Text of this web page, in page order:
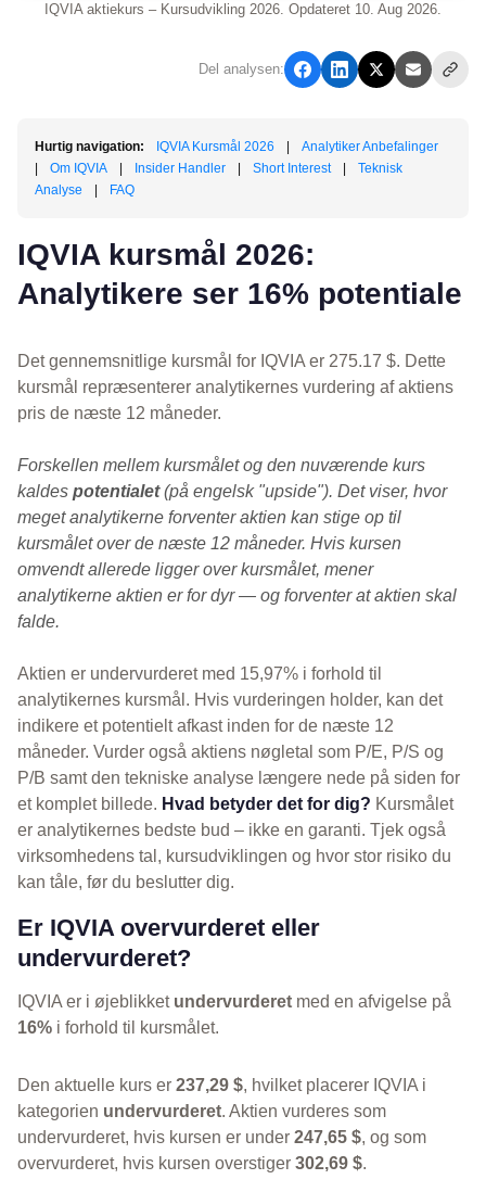
IQVIA aktiekurs – Kursudvikling 2026. Opdateret 10. Aug 2026.
Del analysen:
Hurtig navigation: IQVIA Kursmål 2026
Analytiker Anbefalinger
Om IQVIA Insider Handler Short Interest
Teknisk
Analyse
FAQ
IQVIA kursmål 2026:
Analytikere ser 16% potentiale
Det gennemsnitlige kursmål for IQVIA er 275.17 $. Dette
kursmål repræsenterer analytikernes vurdering af aktiens
pris de næste 12 måneder.
Forskellen mellem kursmålet og den nuværende kurs
kaldes potentialet(på engelsk "upside"). Det viser, hvor
meget analytikerne forventer aktien kan stige op til
kursmålet over de næste 12 måneder. Hvis kursen
omvendt allerede ligger over kursmålet, mener
analytikerne aktien er for dyr — og forventer at aktien skal
falde.
Aktien er undervurderet med 15,97% i forhold til
analytikernes kursmål. Hvis vurderingen holder, kan det
indikere et potentielt afkast inden for de næste 12
måneder. Vurder også aktiens nøgletal som P/E, P/S og
P/B samt den tekniske analyse længere nede på siden for
et komplet billede. Hvad betyder det for dig? Kursmålet
er analytikernes bedste bud – ikke en garanti. Tjek også
virksomhedens tal, kursudviklingen og hvor stor risiko du
kan tåle, før du beslutter dig.
Er IQVIA overvurderet eller
undervurderet?
IQVIA er i øjeblikket undervurderet med en afvigelse på
16% i forhold til kursmålet.
Den aktuelle kurs er 237,29 $, hvilket placerer IQVIA i
kategorien undervurderet. Aktien vurderes som
undervurderet, hvis kursen er under 247,65 $, og som
overvurderet, hvis kursen overstiger 302,69 $.